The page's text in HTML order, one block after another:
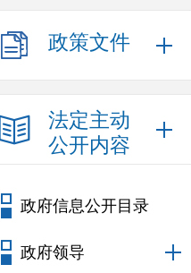
政策文件
法定主动
公开内容
政府信息公开目录
政府领导